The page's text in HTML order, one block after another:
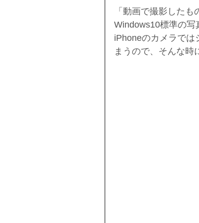
「動画で撮影したも
Windows10標準の写
iPhoneのカメラでは
まうので、そんな時